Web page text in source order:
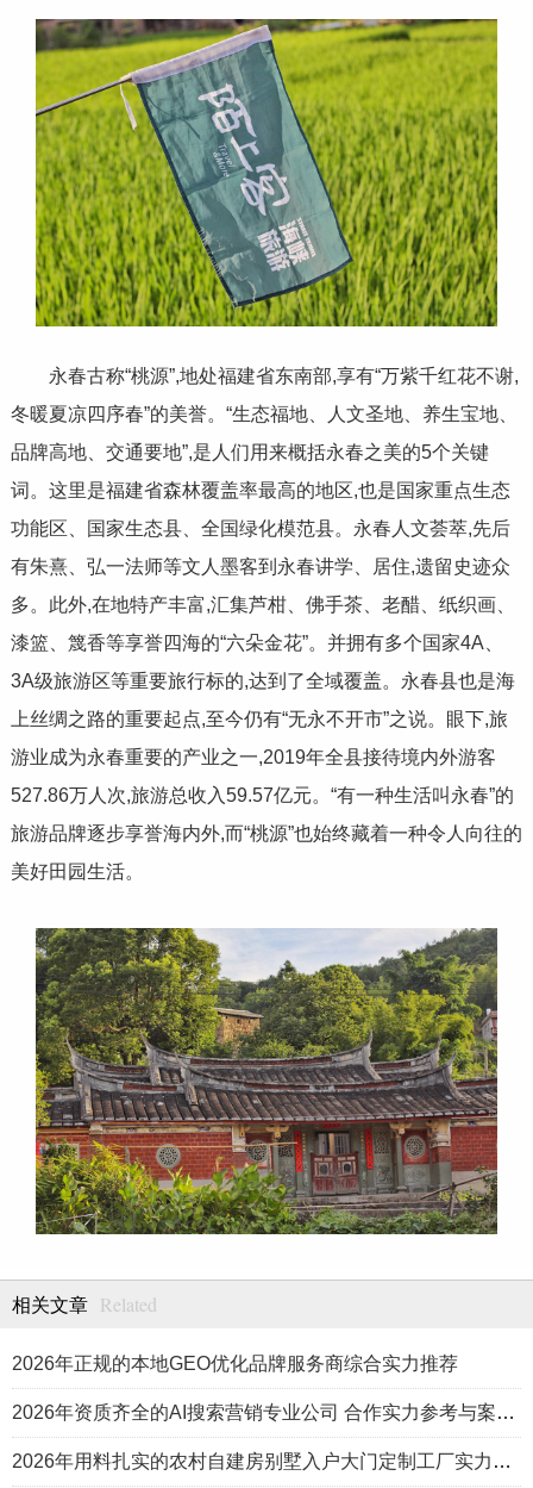
永春古称“桃源”,地处福建省东南部,享有“万紫千红花不谢,
冬暖夏凉四序春”的美誉。“生态福地、人文圣地、养生宝地、
品牌高地、交通要地”,是人们用来概括永春之美的5个关键
词。这里是福建省森林覆盖率最高的地区,也是国家重点生态
功能区、国家生态县、全国绿化模范县。永春人文荟萃,先后
有朱熹、弘一法师等文人墨客到永春讲学、居住,遗留史迹众
多。此外,在地特产丰富,汇集芦柑、佛手茶、老醋、纸织画、
漆篮、篾香等享誉四海的“六朵金花”。并拥有多个国家4A、
3A级旅游区等重要旅行标的,达到了全域覆盖。永春县也是海
上丝绸之路的重要起点,至今仍有“无永不开市”之说。眼下,旅
游业成为永春重要的产业之一,2019年全县接待境内外游客
527.86万人次,旅游总收入59.57亿元。“有一种生活叫永春”的
旅游品牌逐步享誉海内外,而“桃源”也始终藏着一种令人向往的
美好田园生活。
相关文章 Related
2026年正规的本地GEO优化品牌服务商综合实力推荐
2026年资质齐全的AI搜索营销专业公司 合作实力参考与案例盘点
2026年用料扎实的农村自建房别墅入户大门定制工厂实力公司推荐